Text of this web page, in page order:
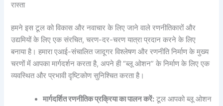
रास्ता
हमने इस टूल को विकास और नवाचार के लिए जाने वाले रणनीतिकारों और
उद्यमियों के लिए एक संरचित, चरण-दर-चरण यात्रा प्रदान करने के लिए
बनाया है। हमारा एआई-संचालित जादूगर विश्लेषण और रणनीति निर्माण के मुख्य
चरणों में आपका मार्गदर्शन करता है, अपने ही “ब्लू ओशन” के निर्माण के लिए एक
व्यवस्थित और प्रभावी दृष्टिकोण सुनिश्चित करता है।
मार्गदर्शित रणनीतिक प्रक्रिया का पालन करें: टूल आपको ब्लू ओशन